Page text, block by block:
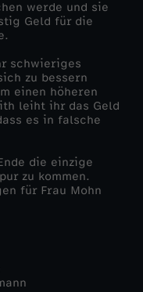
werde und sie
Geld für die
schwieriges
zu bessern
einen höheren
leiht ihr das Geld
es in falsche
die einzige
zu kommen.
für Frau Mohn